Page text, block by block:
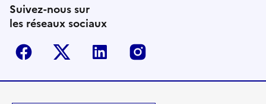
Suivez-nous sur
les réseaux sociaux
Facebook Twitter-X Linkedin